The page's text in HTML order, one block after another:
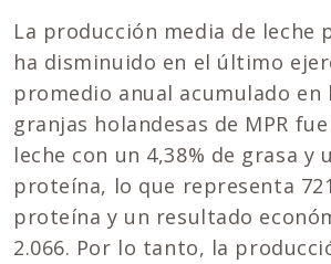
La producción media de leche
ha disminuido en el último
promedio anual acumulado en
granjas holandesas de MPR
leche con un 4,38% de grasa y
proteína, lo que representa
proteína y un resultado
2.066. Por lo tanto, la